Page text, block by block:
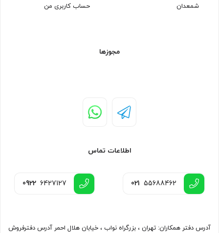
شمعدان
حساب کاربری من
مجوزها
اطلاعات تماس
021 55688462
0922 6427127
آدرس دفتر همکاران: تهران ، بزرگراه نواب ، خیابان هلال احمر آدرس دفترفروش